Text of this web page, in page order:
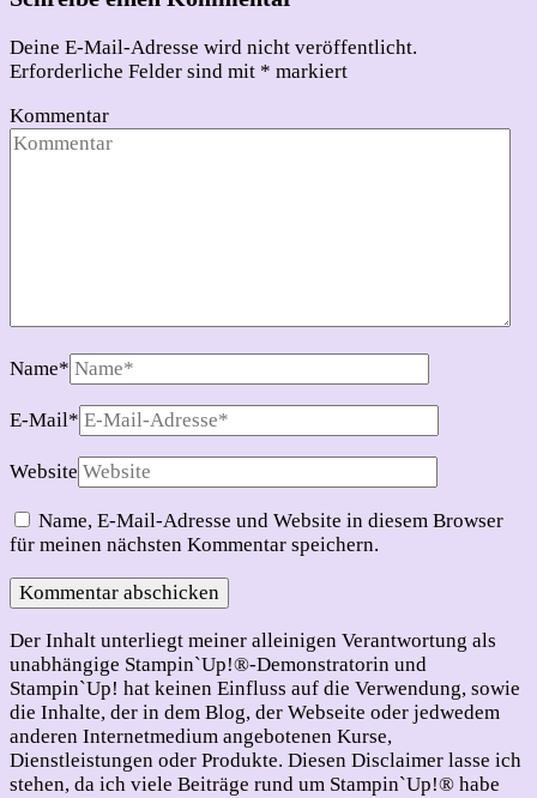
Deine E-Mail-Adresse wird nicht veröffentlicht.
Erforderliche Felder sind mit * markiert
Kommentar
Name*
E-Mail*
Website
Name, E-Mail-Adresse und Website in diesem Browser
für meinen nächsten Kommentar speichern.
Der Inhalt unterliegt meiner alleinigen Verantwortung als
unabhängige Stampin`Up!®-Demonstratorin und
Stampin`Up! hat keinen Einfluss auf die Verwendung, sowie
die Inhalte, der in dem Blog, der Webseite oder jedwedem
anderen Internetmedium angebotenen Kurse,
Dienstleistungen oder Produkte. Diesen Disclaimer lasse ich
stehen, da ich viele Beiträge rund um Stampin`Up!® habe